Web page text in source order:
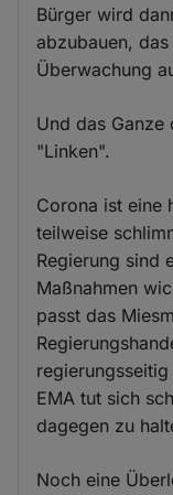
Bürger wird
abzubauen,
Überwachung
Und das
"Linken".
Corona ist eine
teilweise
Regierung sind
Maßnahmen
passt das
EMA tut sich
dagegen zu
Noch eine